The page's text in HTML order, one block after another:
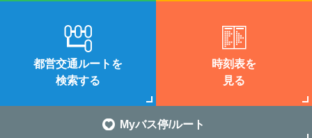
都営交通ルートを
検索する
時刻表を
見る
Myバス停/ルート